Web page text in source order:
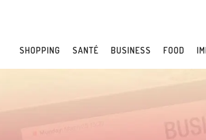
SHOPPING SANTÉ BUSINESS FOOD